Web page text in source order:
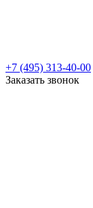
+7 (495) 313-40-00
Заказать звонок